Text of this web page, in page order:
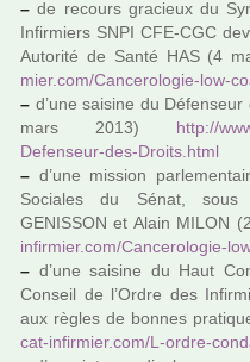
– de recours gra­cieux du
Infirmiers SNPI CFE-CGC
Autorité de Santé HAS (4
mier.com/Cancerologie-low-
– d’une sai­sine du
mars 2013)
http://
Defenseur-des-Droits.html
– d’une mis­sion
Sociales du Sénat, sous
GENISSON et Alain MILON
infir­mier.com/Cancerologie-
– d’une sai­sine du Haut
Conseil de l’Ordre des
aux règles de bonnes
cat-infir­mier.com/L-ordre-